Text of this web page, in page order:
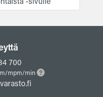
700
mpm/min